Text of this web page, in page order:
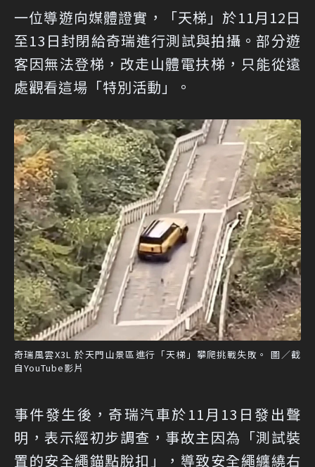
一位導遊向媒體證實，「天梯」於11月12日
至13日封閉給奇瑞進行測試與拍攝。部分遊
客因無法登梯，改走山體電扶梯，只能從遠
處觀看這場「特別活動」。
奇瑞風雲X3L 於天門山景區進行「天梯」攀爬挑戰失敗。 圖／截
自YouTube影片
事件發生後，奇瑞汽車於11月13日發出聲
明，表示經初步調查，事故主因為「測試裝
置的安全繩錨點脫扣」，導致安全繩纏繞右